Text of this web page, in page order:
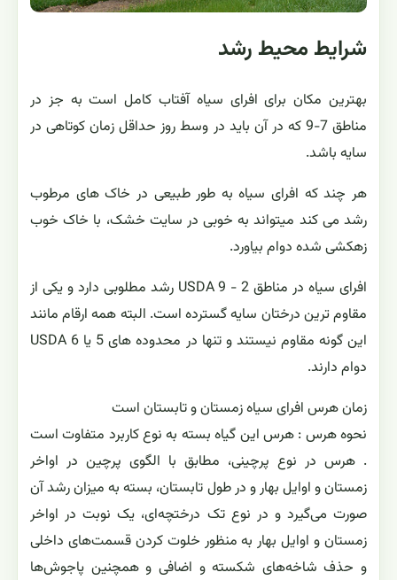
شرایط محیط رشد
بهترین مکان برای افرای سیاه آفتاب کامل است به جز در
مناطق 7-9 که در آن باید در وسط روز حداقل زمان کوتاهی در
سایه باشد.
هر چند که افرای سیاه به طور طبیعی در خاک های مرطوب
رشد می کند میتواند به خوبی در سایت خشک، با خاک خوب
زهکشی شده دوام بیاورد.
افرای سیاه در مناطق 2 - 9 USDA رشد مطلوبی دارد و یکی از
مقاوم ترین درختان سایه گسترده است. البته همه ارقام مانند
این گونه مقاوم نیستند و تنها در محدوده های 5 یا 6 USDA
دوام دارند.
زمان هرس افرای سیاه زمستان و تابستان است
نحوه هرس : هرس اين گياه بسته به نوع کاربرد متفاوت است
. هرس در نوع پرچینی، مطابق با الگوی پرچین در اواخر
زمستان و اوایل بهار و در طول تابستان، بسته به میزان رشد آن
صورت می‌گیرد و در نوع تک درختچه‌ای، یک نوبت در اواخر
زمستان و اوایل بهار به منظور خلوت کردن قسمت‌های داخلی
و حذف شاخه‌های شکسته و اضافی و همچنین پاجوش‌ها